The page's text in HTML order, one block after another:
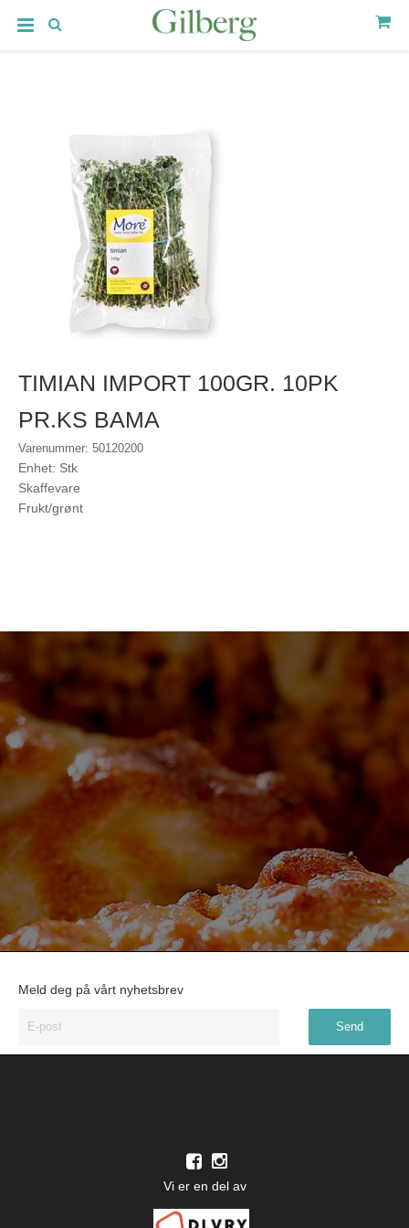
TIMIAN IMPORT 100GR. 10PK
PR.KS BAMA
Varenummer: 50120200
Enhet: Stk
Skaffevare
Frukt/grønt
Meld deg på vårt nyhetsbrev
Vi er en del av